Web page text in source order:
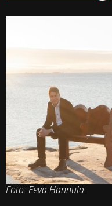
Foto: Eeva Hannula.